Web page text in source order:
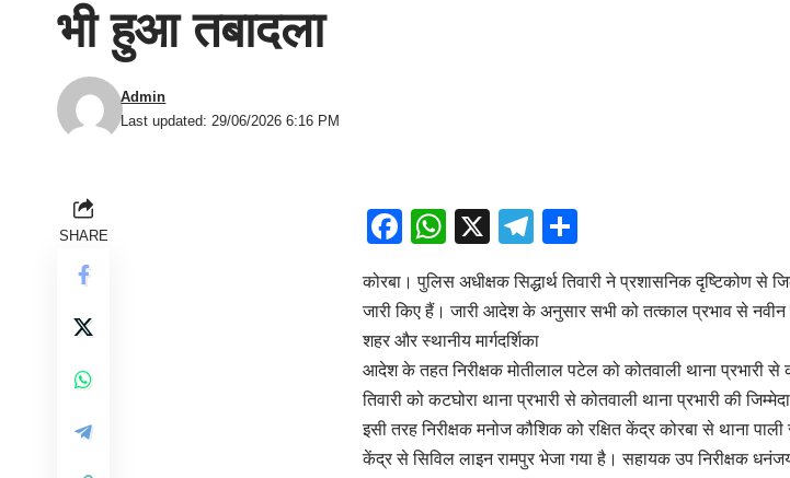
भी हुआ तबादला
Last updated: 29/06/2026 6:16 PM
Admin
SHARE Facebook
WhatsApp
X Telegram
कोरबा। पुलिस अधीक्षक सिद्धार्थ तिवारी ने प्रशासनिक दृष्टिकोण
जारी किए हैं। जारी आदेश के अनुसार सभी को तत्काल प्रभाव से नवीन
शहर और स्थानीय मार्गदर्शिका
आदेश के तहत निरीक्षक मोतीलाल पटेल को कोतवाली थाना प्रभारी से
तिवारी को कटघोरा थाना प्रभारी से कोतवाली थाना प्रभारी की
इसी तरह निरीक्षक मनोज कौशिक को रक्षित केंद्र कोरबा से थाना
केंद्र से सिविल लाइन रामपुर भेजा गया है। सहायक उप निरीक्षक